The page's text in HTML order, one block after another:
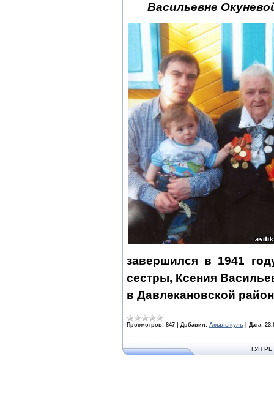
Васильевне
завершился в 1941
сестры, Ксения
в Давлекановской
Просмотров: 847 Добавил: Асылыкуль Дата:
ГУП РБ